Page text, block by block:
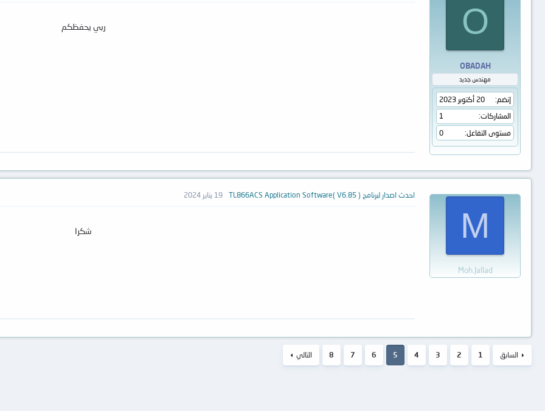
O
OBADAH
مهندس جديد
إنضم
20 أكتوبر 2023
المشاركات
1
مستوى التفاعل
0
ربي يحفظكم
M
Moh.Jallad
احدث اصدار لبرنامج TL866ACS Application Software( V6.85 ) 19 يناير 2024
شكرا
السابق 1
2
3
4
5
6
7
8 التالي